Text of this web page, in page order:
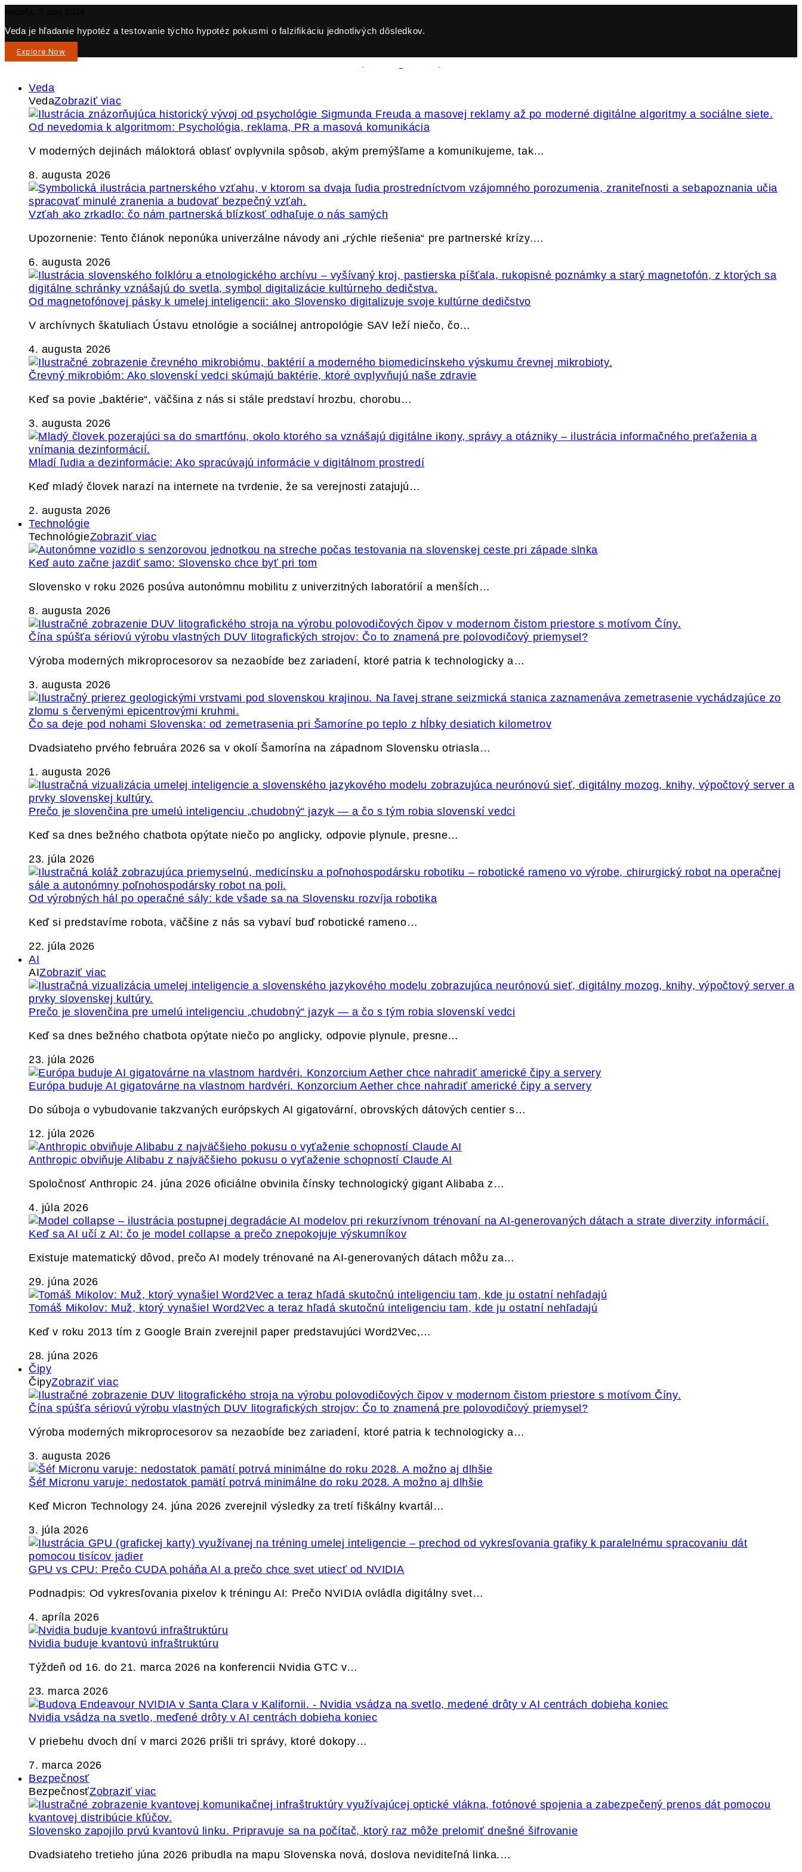
Veda je hľadanie hypotéz a testovanie týchto hypotéz pokusmi o falzifikáciu jednotlivých dôsledkov.
Explore Now
Veda
VedaZobraziť viac
Od nevedomia k algoritmom: Psychológia, reklama, PR a masová komunikácia
V moderných dejinách máloktorá oblasť ovplyvnila spôsob, akým premýšľame a komunikujeme, tak…
8. augusta 2026
Vzťah ako zrkadlo: čo nám partnerská blízkosť odhaľuje o nás samých
Upozornenie: Tento článok neponúka univerzálne návody ani „rýchle riešenia“ pre partnerské krízy.…
6. augusta 2026
Od magnetofónovej pásky k umelej inteligencii: ako Slovensko digitalizuje svoje kultúrne dedičstvo
V archívnych škatuliach Ústavu etnológie a sociálnej antropológie SAV leží niečo, čo…
4. augusta 2026
Črevný mikrobióm: Ako slovenskí vedci skúmajú baktérie, ktoré ovplyvňujú naše zdravie
Keď sa povie „baktérie“, väčšina z nás si stále predstaví hrozbu, chorobu…
3. augusta 2026
Mladí ľudia a dezinformácie: Ako spracúvajú informácie v digitálnom prostredí
Keď mladý človek narazí na internete na tvrdenie, že sa verejnosti zatajujú…
2. augusta 2026
Technológie
TechnológieZobraziť viac
Keď auto začne jazdiť samo: Slovensko chce byť pri tom
Slovensko v roku 2026 posúva autonómnu mobilitu z univerzitných laboratórií a menších…
8. augusta 2026
Čína spúšťa sériovú výrobu vlastných DUV litografických strojov: Čo to znamená pre polovodičový priemysel?
Výroba moderných mikroprocesorov sa nezaobíde bez zariadení, ktoré patria k technologicky a…
3. augusta 2026
Čo sa deje pod nohami Slovenska: od zemetrasenia pri Šamoríne po teplo z hĺbky desiatich kilometrov
Dvadsiateho prvého februára 2026 sa v okolí Šamorína na západnom Slovensku otriasla…
1. augusta 2026
Prečo je slovenčina pre umelú inteligenciu „chudobný“ jazyk — a čo s tým robia slovenskí vedci
Keď sa dnes bežného chatbota opýtate niečo po anglicky, odpovie plynule, presne…
23. júla 2026
Od výrobných hál po operačné sály: kde všade sa na Slovensku rozvíja robotika
Keď si predstavíme robota, väčšine z nás sa vybaví buď robotické rameno…
22. júla 2026
AI
AIZobraziť viac
Prečo je slovenčina pre umelú inteligenciu „chudobný“ jazyk — a čo s tým robia slovenskí vedci
Keď sa dnes bežného chatbota opýtate niečo po anglicky, odpovie plynule, presne…
23. júla 2026
Európa buduje AI gigatovárne na vlastnom hardvéri. Konzorcium Aether chce nahradiť americké čipy a servery
Do súboja o vybudovanie takzvaných európskych AI gigatovární, obrovských dátových centier s…
12. júla 2026
Anthropic obviňuje Alibabu z najväčšieho pokusu o vyťaženie schopností Claude AI
Spoločnosť Anthropic 24. júna 2026 oficiálne obvinila čínsky technologický gigant Alibaba z…
4. júla 2026
Keď sa AI učí z AI: čo je model collapse a prečo znepokojuje výskumníkov
Existuje matematický dôvod, prečo AI modely trénované na AI-generovaných dátach môžu za…
29. júna 2026
Tomáš Mikolov: Muž, ktorý vynašiel Word2Vec a teraz hľadá skutočnú inteligenciu tam, kde ju ostatní nehľadajú
Keď v roku 2013 tím z Google Brain zverejnil paper predstavujúci Word2Vec,…
28. júna 2026
Čipy
ČipyZobraziť viac
Čína spúšťa sériovú výrobu vlastných DUV litografických strojov: Čo to znamená pre polovodičový priemysel?
Výroba moderných mikroprocesorov sa nezaobíde bez zariadení, ktoré patria k technologicky a…
3. augusta 2026
Šéf Micronu varuje: nedostatok pamätí potrvá minimálne do roku 2028. A možno aj dlhšie
Keď Micron Technology 24. júna 2026 zverejnil výsledky za tretí fiškálny kvartál…
3. júla 2026
GPU vs CPU: Prečo CUDA poháňa AI a prečo chce svet utiecť od NVIDIA
Podnadpis: Od vykresľovania pixelov k tréningu AI: Prečo NVIDIA ovládla digitálny svet…
4. apríla 2026
Nvidia buduje kvantovú infraštruktúru
Týždeň od 16. do 21. marca 2026 na konferencii Nvidia GTC v…
23. marca 2026
Nvidia vsádza na svetlo, meďené drôty v AI centrách dobieha koniec
V priebehu dvoch dní v marci 2026 prišli tri správy, ktoré dokopy…
7. marca 2026
Bezpečnosť
BezpečnosťZobraziť viac
Slovensko zapojilo prvú kvantovú linku. Pripravuje sa na počítač, ktorý raz môže prelomiť dnešné šifrovanie
Dvadsiateho tretieho júna 2026 pribudla na mapu Slovenska nová, doslova neviditeľná linka.…